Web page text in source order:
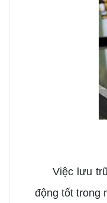
Việc lưu
động tốt trong